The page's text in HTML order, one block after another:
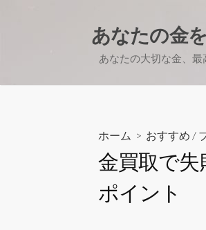
あなたの金
あなたの大切な金、
ホーム > おすすめ /
金買取で
ポイント